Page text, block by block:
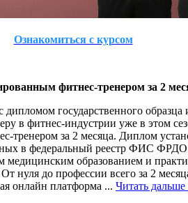
Ознакомиться с курсом
фитнес-тренером за 2
государственного образца
в фитнес-индустрии уже в этом
тренером за 2 месяца. Диплом
в федеральный реестр ФИС
медицинским образованием и
нуля до профессии всего за 2
онлайн платформа ... Читать дальше